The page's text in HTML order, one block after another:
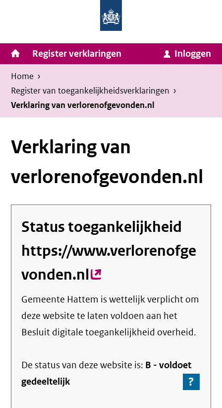
inhoud
van
Zaken
en
Koninkrijksrelaties
Homepage
van
Invulassistent
Toegankelijkheidsverklaring
Toegankelijkheidsverklaring
Hoofdnavigatie
Register verklaringen Inloggen
Kruimelpad
U
bevindt
zich
hier:
Home ›
Register van toegankelijkheids­verklaringen ›
Verklaring van verlorenofgevonden.nl
Verklaring van
verlorenofgevonden.nl
Status toegankelijkheid
https://www.verlorenofge
vonden.nl(externe
link)
Gemeente Hattem is wettelijk verplicht om
deze website te laten voldoen aan het
Besluit digitale toegankelijkheid overheid.
De status van dezewebsite is: B -voldoet
gedeeltelijk
?
Ga